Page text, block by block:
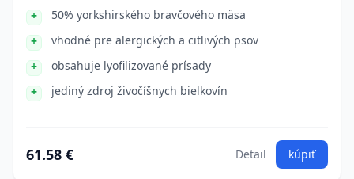
50% yorkshirského bravčového mäsa
vhodné pre alergických a citlivých psov
obsahuje lyofilizované prísady
jediný zdroj živočíšnych bielkovín
61.58 € Detail kúpiť